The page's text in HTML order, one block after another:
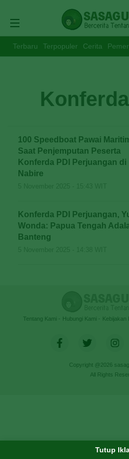
Terbaru Terpopuler Cerita
100 Speedboat Pawai
Saat Penjemputan Peserta
Konferda PDI Perjuangan di
Nabire
Konferda PDI Perjuangan,
Wonda: Papua Tengah
Banteng
Tentang Kami Hubungi Kami Kebijakan
Copyright @2026
All Rights
Tutup